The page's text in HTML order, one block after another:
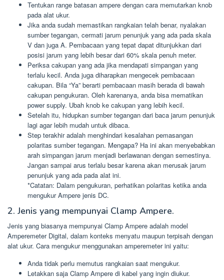
Tentukan range batasan ampere dengan cara memutarkan knob
pada alat ukur.
Jika anda sudah memastikan rangkaian telah benar, nyalakan
sumber tegangan, cermati jarum penunjuk yang ada pada skala
V dan juga A. Pembacaan yang tepat dapat ditunjukkan dari
posisi jarum yang lebih besar dari 60% skala penuh meter.
Periksa cakupan yang ada jika mendapati simpangan yang
terlalu kecil. Anda juga diharapkan mengecek pembacaan
cakupan. Bila “Ya” berarti pembacaan masih berada di bawah
cakupan pengukuran. Oleh karenanya, anda bisa mematikan
power supply. Ubah knob ke cakupan yang lebih kecil.
Setelah itu, hidupkan sumber tegangan dari baca jarum penunjuk
lagi agar lebih mudah untuk dibaca.
Step terakhir adalah menghindari kesalahan pemasangan
polaritas sumber tegangan. Mengapa? Ha ini akan menyebabkan
arah simpangan jarum menjadi berlawanan dengan semestinya.
Jangan sampai arus terlalu besar karena akan merusak jarum
penunjuk yang ada pada alat ini.
*Catatan: Dalam pengukuran, perhatikan polaritas ketika anda
mengukur Ampere jenis DC.
2. Jenis yang mempunyai Clamp Ampere.
Jenis yang biasanya mempunyai Clamp Ampere adalah model
Amperemeter Digital, dalam konteks menyatu maupun terpisah dengan
alat ukur. Cara mengukur menggunakan amperemeter ini yaitu:
Anda tidak perlu memutus rangkaian saat mengukur.
Letakkan saja Clamp Ampere di kabel yang ingin diukur.